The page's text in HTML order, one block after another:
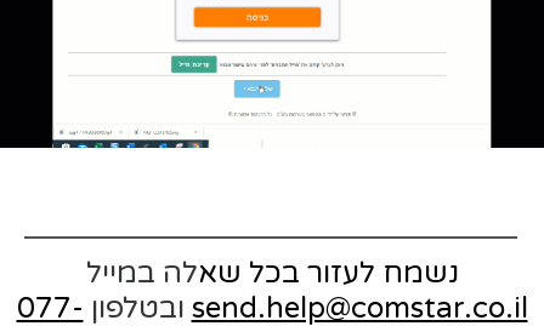
נשמח לעזור בכל שאלה במייל
send.help@comstar.co.il ובטלפון 077-